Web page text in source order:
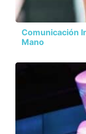
Comunicación
Mano